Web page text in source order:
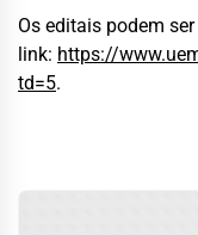
Os editais podem
link: https://
td=5.